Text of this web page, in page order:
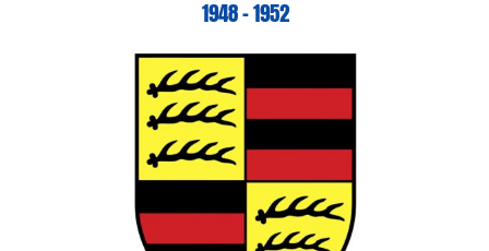
1948 – 1952